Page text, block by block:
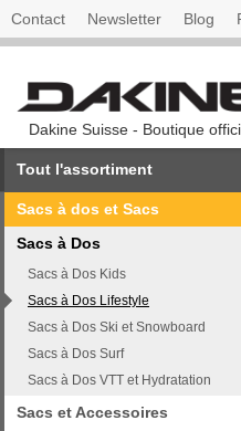
Contact Newsletter Blog
Dakine Suisse - Boutique
Tout l'assortiment
Sacs à dos et Sacs
Sacs à Dos
Sacs à Dos Kids
Sacs à Dos Lifestyle
Sacs à Dos Ski et Snowboard
Sacs à Dos Surf
Sacs à Dos VTT et Hydratation
Sacs et Accessoires